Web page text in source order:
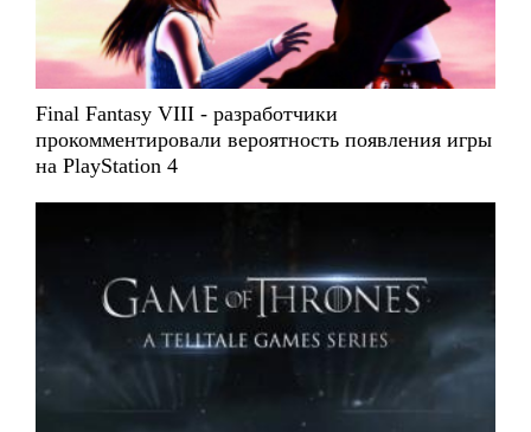
Final Fantasy VIII - разработчики
прокомментировали вероятность появления игры
на PlayStation 4